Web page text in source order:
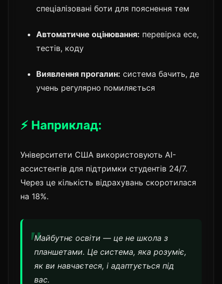
спеціалізовані боти для пояснення тем
Автоматичне оцінювання: перевірка есе,
тестів, коду
Виявлення прогалин: система бачить, де
учень регулярно помиляється
⚡ Наприклад:
Університети США використовують AI-
ассистентів для підтримки студентів 24/7.
Через це кількість відрахувань скоротилася
на 18%.
Майбутнє освіти — це не школа з
планшетами. Це система, яка розуміє,
як ви навчаєтеся, і адаптується під
вас.